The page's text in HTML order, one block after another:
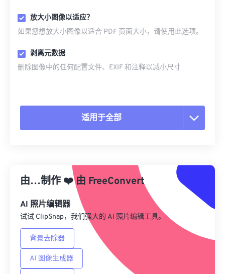
放大小图像以适应？
如果您想放大小图像以适合 PDF 页面大小，请使用此选项。
剥离元数据
删除图像中的任何配置文件、EXIF 和注释以减小尺寸
适用于全部
从预设应用
另存为预设
由…制作 ❤️由 FreeConvert
AI 照片编辑器
试试 ClipSnap，我们强大的 AI 照片编辑工具。
背景去除器
AI 图像生成器